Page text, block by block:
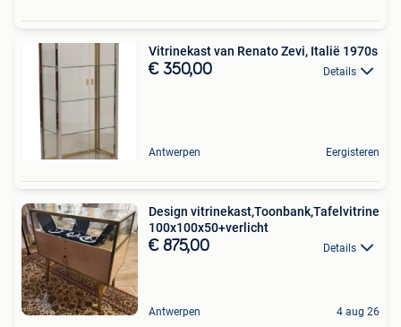
Vitrinekast van Renato Zevi, Italië 1970s
€ 350,00 Details
Antwerpen Eergisteren
Design vitrinekast,Toonbank,Tafelvitrine
100x100x50+verlicht
€ 875,00 Details
Antwerpen 4 aug 26